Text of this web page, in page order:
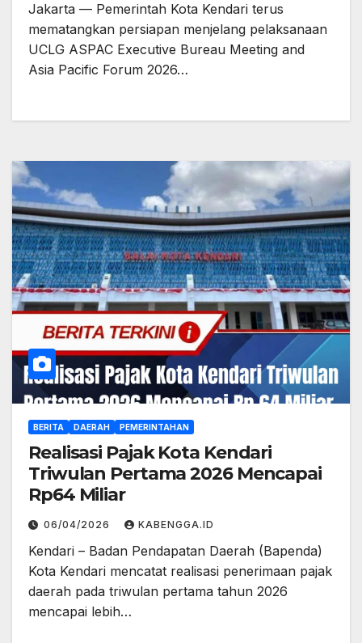
Jakarta — Pemerintah Kota Kendari terus
mematangkan persiapan menjelang pelaksanaan
UCLG ASPAC Executive Bureau Meeting and
Asia Pacific Forum 2026…
BERITA DAERAH PEMERINTAHAN
Realisasi Pajak Kota Kendari
Triwulan Pertama 2026 Mencapai
Rp64 Miliar
06/04/2026 KABENGGA.ID
Kendari – Badan Pendapatan Daerah (Bapenda)
Kota Kendari mencatat realisasi penerimaan pajak
daerah pada triwulan pertama tahun 2026
mencapai lebih…